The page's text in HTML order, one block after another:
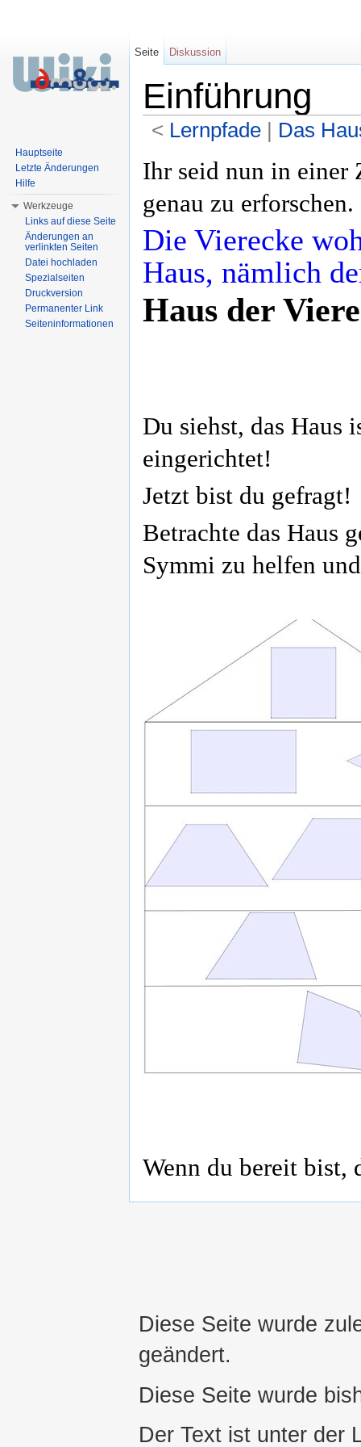
Einführung
< Lernpfade‎ | Das
Ihr seid nun in einer
genau zu erforschen.
Die Vierecke
Haus, nämlich
Haus der
Du siehst, das Haus
eingerichtet!
Jetzt bist du gefragt!
Betrachte das Haus
Symmi zu helfen
Wenn du bereit bist,
Seite Diskussion
Hauptseite
Letzte Änderungen
Hilfe
Werkzeuge
Links auf diese Seite
Änderungen an
verlinkten Seiten
Datei hochladen
Spezialseiten
Druckversion
Permanenter Link
Seiteninformationen
Diese Seite wurde
geändert.
Diese Seite wurde
Der Text ist unter der